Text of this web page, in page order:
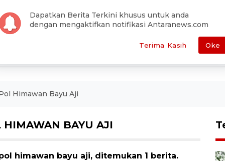
Editor Pemilu Otomotif Antara Foto Redaksi
METRO SEPAKBOLA
Himawan Bayu Aji
BAYU AJI
himawan bayu aji, ditemukan 1 berita.
Dapatkan Berita Terkini khusus untuk anda
dengan mengaktifkan notifikasi Antaranews.com
Oke
Terima Kasih